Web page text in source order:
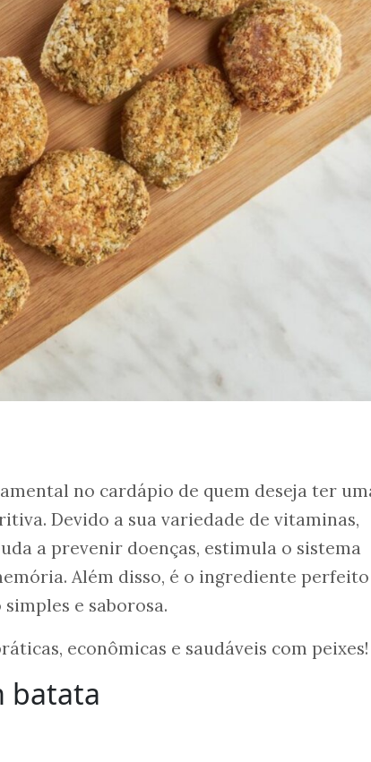
no cardápio de quem deseja ter
Devido a sua variedade de vitaminas,
a prevenir doenças, estimula o sistema
Além disso, é o ingrediente
e saborosa.
econômicas e saudáveis com peixes!
batata